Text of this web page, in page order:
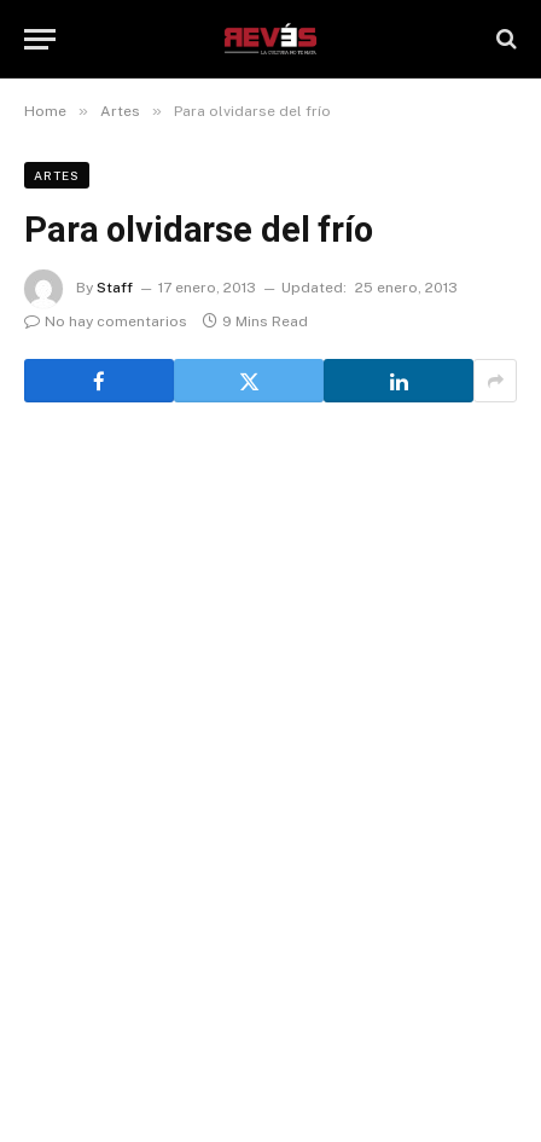
Home » Artes » Para olvidarse del frío
ARTES
Para olvidarse del frío
By Staff 17 enero, 2013 Updated: 25 enero, 2013
No hay comentarios
9 Mins Read